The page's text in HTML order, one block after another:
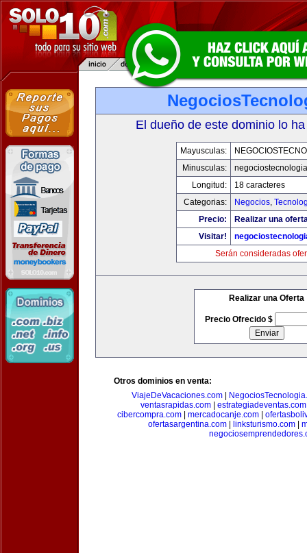
El dueño de este dominio lo
Mayusculas:
Minusculas:
Longitud:
18 caracteres
Categorias:
Negocios,
Precio:
Realizar una
Visitar!
Serán consideradas
Realizar una Oferta
Precio Ofrecido $
Otros dominios en venta:
ViajeDeVacaciones.com
ventasrapidas.com
estrategiadeventas.com
cibercompra.com| mercadocanje.com|
ofertasargentina.com| linksturismo.com|